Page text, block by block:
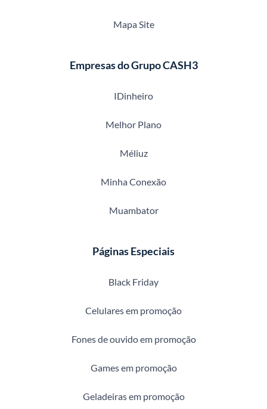
Mapa Site
Empresas do Grupo CASH3
IDinheiro
Melhor Plano
Méliuz
Minha Conexão
Muambator
Páginas Especiais
Black Friday
Celulares em promoção
Fones de ouvido em promoção
Games em promoção
Geladeiras em promoção